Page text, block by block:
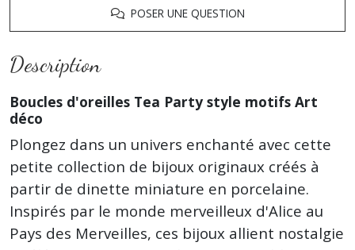
POSER UNE QUESTION
Description
Boucles d'oreilles Tea Party style motifs Art
déco
Plongez dans un univers enchanté avec cette
petite collection de bijoux originaux créés à
partir de dinette miniature en porcelaine.
Inspirés par le monde merveilleux d'Alice au
Pays des Merveilles, ces bijoux allient nostalgie